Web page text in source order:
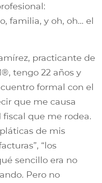
familia, y oh, oh… el
practicante de
tengo 22 años y
formal con el
que me causa
que me rodea.
de mis
“los
sencillo era no
Pero no